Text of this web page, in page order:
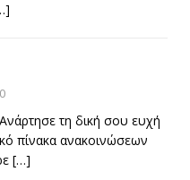
0
τη δική σου ευχή
πίνακα ανακοινώσεων
[…]